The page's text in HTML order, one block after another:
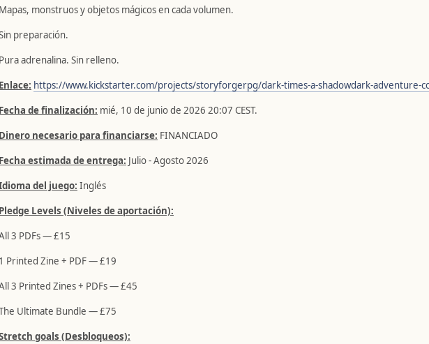
Mapas, monstruos y objetos mágicos en cada volumen.
preparación.
Pura adrenalina. Sin relleno.
Enlace: https://www.kickstarter.com/projects/storyforgerpg/dark-times-a-shadowdark-adventure-
Fecha de finalización: mié, 10 de junio de 2026 20:07 CEST.
Dinero necesario para financiarse: FINANCIADO
Fecha estimada de entrega: Julio - Agosto 2026
del juego: Inglés
Pledge Levels (Niveles de aportación):
3 PDFs — £15
1 Printed Zine + PDF — £19
3 Printed Zines + PDFs — £45
Ultimate Bundle — £75
goals (Desbloqueos):